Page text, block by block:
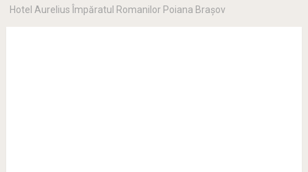
Hotel Aurelius Împăratul Romanilor Poiana Brașov